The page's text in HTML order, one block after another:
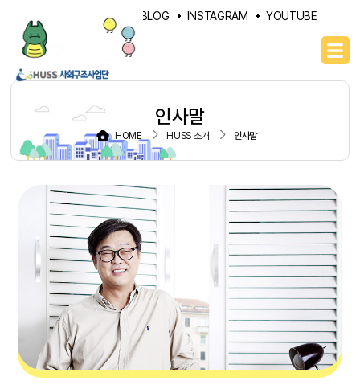
NAVER BLOG INSTAGRAM YOUTUBE
인사말
HOME HUSS 소개 인사말